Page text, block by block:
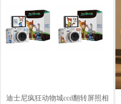
迪士尼疯狂动物城ccd翻转屏照相